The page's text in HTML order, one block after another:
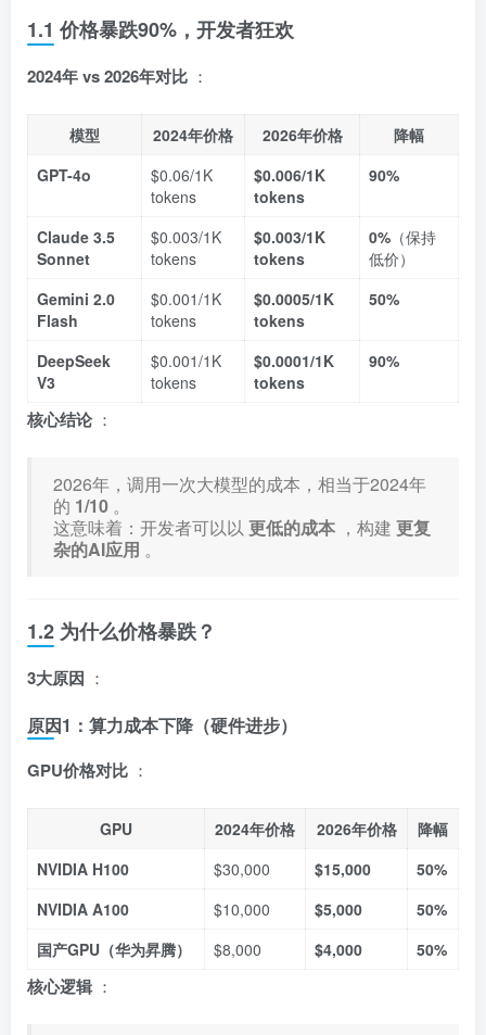
1.1 价格暴跌90%，开发者狂欢
2024年 vs 2026年对比 ：
模型 2024年价格 2026年价格
降幅
GPT-4o
$0.06/1K
tokens
$0.006/1K
tokens
90%
Claude 3.5
Sonnet
$0.003/1K
tokens
$0.003/1K
tokens
0% （保持
低价）
Gemini 2.0
Flash
$0.001/1K
tokens
$0.0005/1K
tokens
50%
DeepSeek
V3
$0.001/1K
tokens
$0.0001/1K
tokens
90%
核心结论 ：
2026年，调用一次大模型的成本，相当于2024年
的 1/10 。
这意味着：开发者可以以 更低的成本 ，构建 更复
杂的AI应用 。
1.2 为什么价格暴跌？
3大原因 ：
原因1：算力成本下降（硬件进步）
GPU价格对比 ：
GPU 2024年价格 2026年价格
降幅
NVIDIA H100
$30,000 $15,000
50%
NVIDIA A100
$10,000 $5,000
50%
国产GPU（华为昇腾）
$8,000 $4,000 50%
核心逻辑 ：